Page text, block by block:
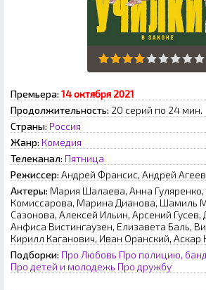
Премьера: 14 oктябpя 2021
Продолжительность: 20 серий по 24 мин.
Страны: Россия
Жанр: Комедия
Телеканал: Пятница
Режиссер: Андрей Франсис, Андрей Агеев
Актеры: Мария Шалаева, Анна
Комиссарова, Марина Дианова, Шамиль
Сазонова, Алексей Ильин, Арсений Гусев,
Анфиса Вистингаузен, Елизавета Баль,
Кирилл Каганович, Иван Оранский, Аскар
Подборки: Про Любовь Про полицию,
Про детей и молодежь Про дружбу